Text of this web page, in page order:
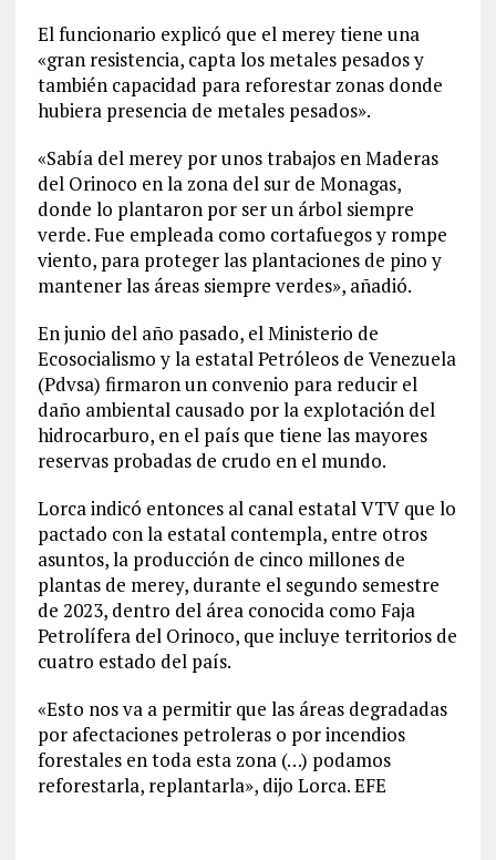
El funcionario explicó que el merey tiene una
«gran resistencia, capta los metales pesados y
también capacidad para reforestar zonas donde
hubiera presencia de metales pesados».
«Sabía del merey por unos trabajos en Maderas
del Orinoco en la zona del sur de Monagas,
donde lo plantaron por ser un árbol siempre
verde. Fue empleada como cortafuegos y rompe
viento, para proteger las plantaciones de pino y
mantener las áreas siempre verdes», añadió.
En junio del año pasado, el Ministerio de
Ecosocialismo y la estatal Petróleos de Venezuela
(Pdvsa) firmaron un convenio para reducir el
daño ambiental causado por la explotación del
hidrocarburo, en el país que tiene las mayores
reservas probadas de crudo en el mundo.
Lorca indicó entonces al canal estatal VTV que lo
pactado con la estatal contempla, entre otros
asuntos, la producción de cinco millones de
plantas de merey, durante el segundo semestre
de 2023, dentro del área conocida como Faja
Petrolífera del Orinoco, que incluye territorios de
cuatro estado del país.
«Esto nos va a permitir que las áreas degradadas
por afectaciones petroleras o por incendios
forestales en toda esta zona (…) podamos
reforestarla, replantarla», dijo Lorca. EFE